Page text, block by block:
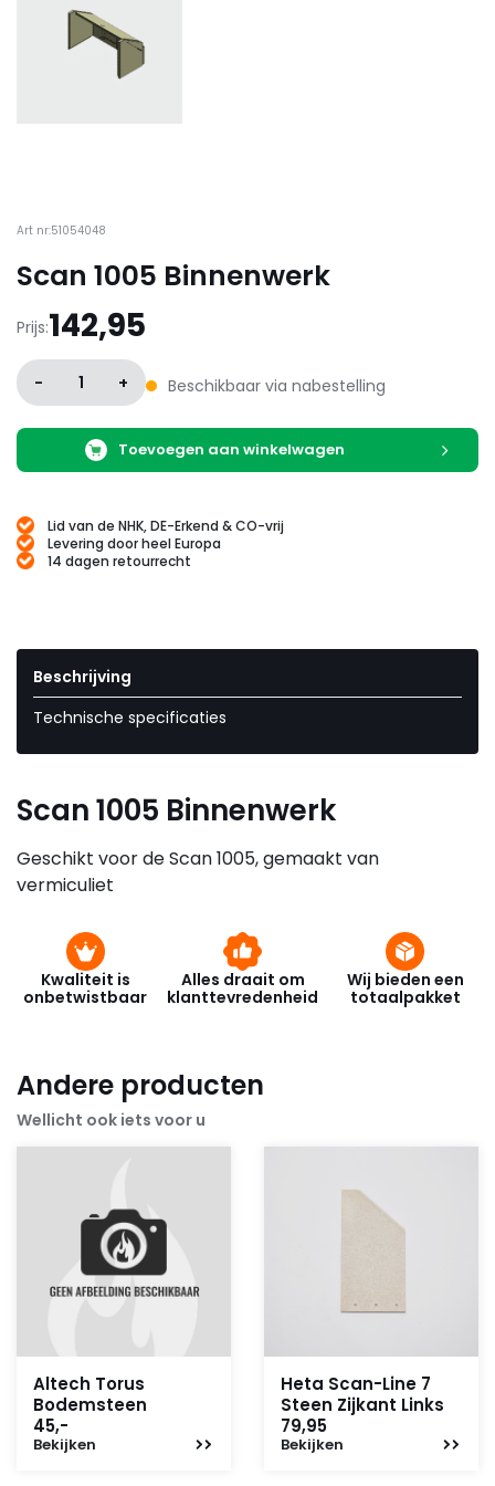
Art nr:51054048
Scan 1005 Binnenwerk
Prijs:142,95
- 1 + Beschikbaar via nabestelling
Toevoegen aan winkelwagen
Lid van de NHK, DE-Erkend & CO-vrij
Levering door heel Europa
14 dagen retourrecht
Beschrijving
Technische specificaties
Scan 1005 Binnenwerk
Geschikt voor de Scan 1005, gemaakt van
vermiculiet
Kwaliteit is
onbetwistbaar
Alles draait om
klanttevredenheid
Wij bieden een
totaalpakket
Andere producten
Wellicht ook iets voor u
Altech Torus
Bodemsteen
45,-
Bekijken
Heta Scan-Line 7
Steen Zijkant Links
79,95
Bekijken